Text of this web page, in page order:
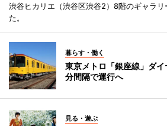
渋谷ヒカリエ（渋谷区渋谷2）8階のギャラリ
た。
暮らす・働く
東京メトロ「銀座線」ダ
分間隔で運行へ
見る・遊ぶ